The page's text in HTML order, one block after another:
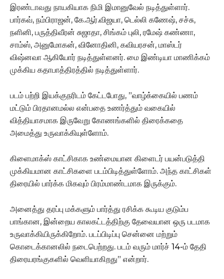
இரண்டாவது நாயகியாக நிமி இமானுவேல் நடித்துள்ளார்.
பார்கவ், நம்பிராஜன், கே.ஆர்.விஜயா, டெல்லி கணேஷ், சச்சு,
நளினி, பருத்திவீரன் சுஜாதா, சிங்கம் புலி, ரமேஷ் கண்ணா,
சாம்ஸ், அனுமோகன், வினோதினி, கவியரசன், மாஸ்டர்
விஷ்னவா ஆகியோர் நடித்துள்ளனர். மை இண்டியா மாணிக்கம்
முக்கிய கதாபாத்திரத்தில் நடித்துள்ளார்.
படம் பற்றி இயக்குநரிடம் கேட்டபோது, ”வாழ்க்கையில் பணம்
மட்டும் பிரதானமல்ல என்பதை உணர்த்தும் வகையில்
வித்தியாசமாக இருவேறு கோணங்களில் திரைக்கதை
அமைத்து உருவாக்கியுள்ளோம்.
கிளைமாக்ஸ் காட்சிகாக உண்மையான கிளைடர் பயன்படுத்தி
முக்கியமான காட்சிகளை படம்பிடித்துள்ளோம். அந்த காட்சிகள்
திரையில் பார்க்க மிகவும் பிரம்மாண்டமாக இருக்கும்.
அனைத்து தரப்பு மக்களும் பார்த்து ரசிக்க கூடிய குடும்ப
பாங்கான, இன்றைய காலகட்டத்திற்கு தேவையான ஒரு படமாக
உருவாக்கியிருக்கிறோம். படப்பிடிப்பு சென்னை மற்றும்
கொடைக்கானலில் நடைபெற்றது. படம் வரும் மார்ச் 14-ம் தேதி
திரையரங்குகளில் வெளியாகிறது” என்றார்.